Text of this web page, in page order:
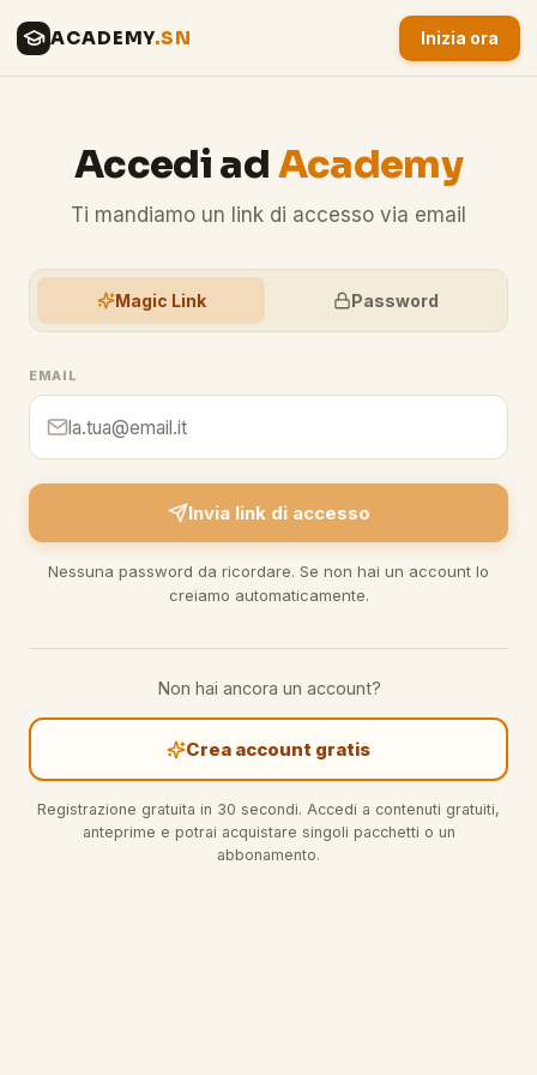
ACADEMY.SN Inizia ora
Accedi ad Academy
Ti mandiamo un link di accesso via email
Magic Link Password
EMAIL
Invia link di accesso
Nessuna password da ricordare. Se non hai un account lo
creiamo automaticamente.
Non hai ancora un account?
Crea account gratis
Registrazione gratuita in 30 secondi. Accedi a contenuti gratuiti,
anteprime e potrai acquistare singoli pacchetti o un
abbonamento.